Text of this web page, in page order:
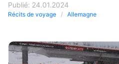
Publié: 24.01.2024
Récits de voyage Allemagne